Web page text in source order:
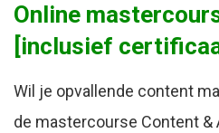
Online
[inclusief
Wil je opvallende content
de mastercourse Content &